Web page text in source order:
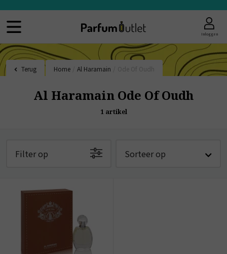
Inloggen
Terug Home Al Haramain
Al Haramain Ode Of Oudh
1 artikel
Filter op Sorteer op